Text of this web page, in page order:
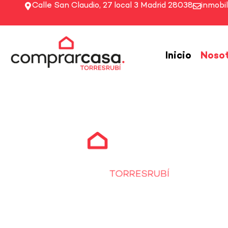
Calle San Claudio, 27 local 3 Madrid 28038
Inicio